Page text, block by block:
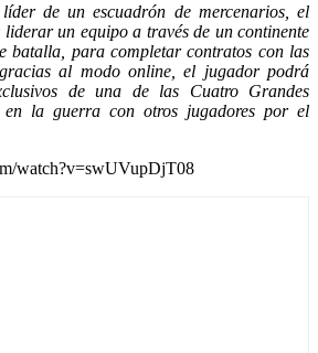
de un escuadrón de mercenarios, el
un equipo a través de un continente
batalla, para completar contratos con las
al modo online, el jugador podrá
de una de las Cuatro Grandes
en la guerra con otros jugadores por el
watch?v=swUVupDjT08